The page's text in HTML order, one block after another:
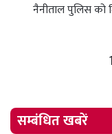
नैनीताल पुलिस को
1
सम्बंधित खबरें